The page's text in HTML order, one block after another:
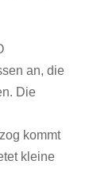
an, die
Die
kommt
kleine